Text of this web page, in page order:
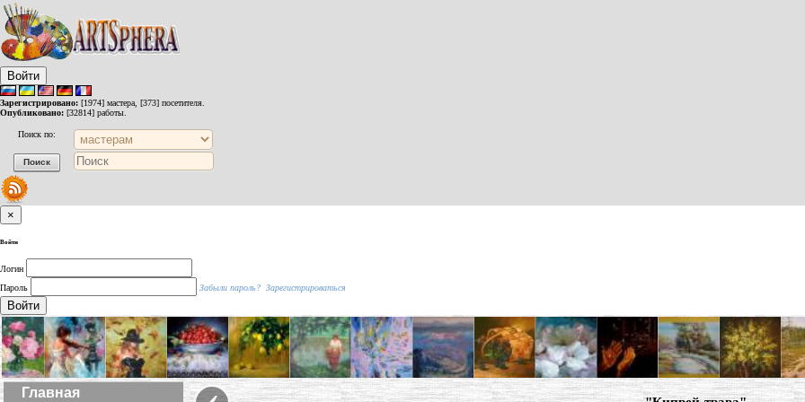
Войти
Зарегистрировано: [1974] мастера, [373] посетителя.
Опубликовано: [32814] работы.
Поиск по:
×
Войти
Логин
Пароль
Забыли пароль? Зарегистрироваться
Войти
Главная